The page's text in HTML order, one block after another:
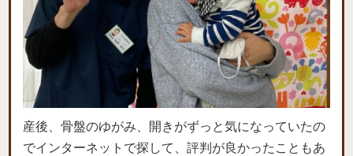
産後、骨盤のゆがみ、開きがずっと気になっていたの
でインターネットで探して、評判が良かったこともあ